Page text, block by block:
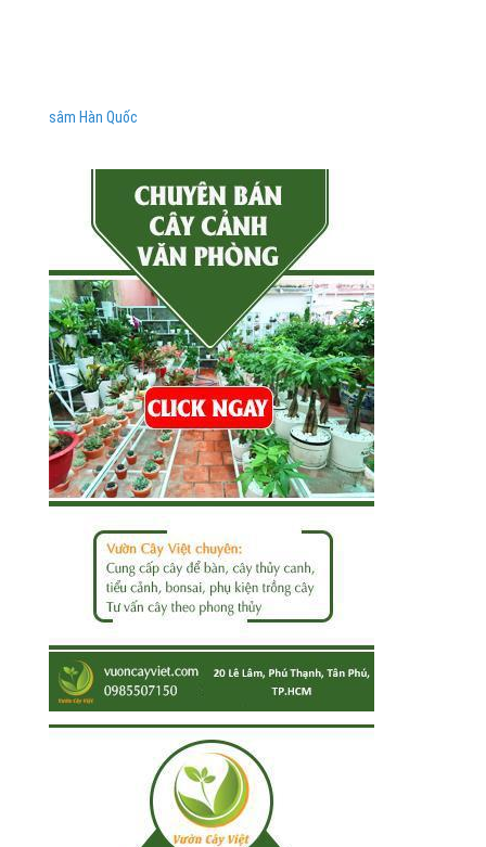
sâm Hàn Quốc